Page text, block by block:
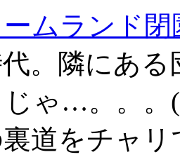
ムランド閉
。隣にあ
じゃ…。。。
道をチャ